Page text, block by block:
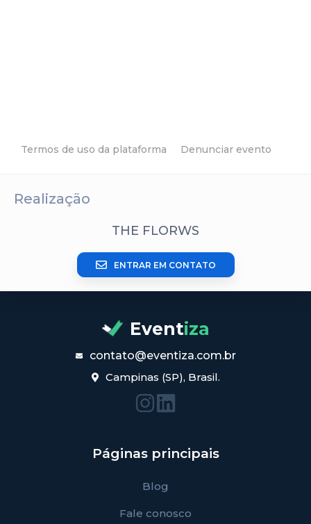
Termos de uso da plataforma Denunciar evento
Realização
THE FLORWS
ENTRAR EM CONTATO
Eventiza
contato@eventiza.com.br
Campinas (SP), Brasil.
Páginas principais
Blog
Fale conosco